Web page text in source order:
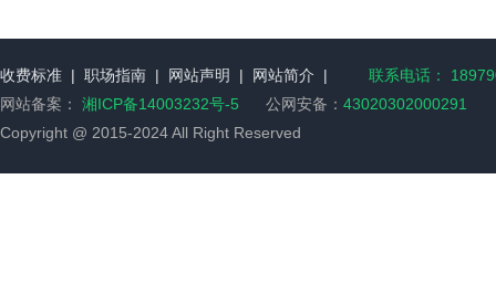
收费标准 | 职场指南 | 网站声明 | 网站简介 |
联系电话：
网站备案： 湘ICP备14003232号-5 公网安备： 43020302000291
Copyright @ 2015-2024 All Right Reserved